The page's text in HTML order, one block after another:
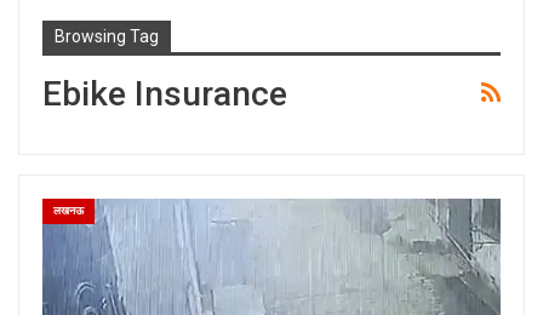
Browsing Tag
Ebike Insurance
लखनऊ